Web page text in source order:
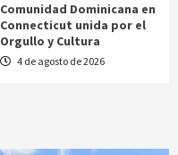
Comunidad Dominicana en
Connecticut unida por el
Orgullo y Cultura
4 de agosto de 2026